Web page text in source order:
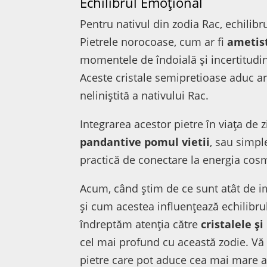
Pentru nativul din zodia Rac,
Pietrele norocoase, cum ar fi
momentele de îndoială și
Aceste cristale semipretioase aduc
neliniștită a nativului Rac.
Integrarea acestor pietre în viața de
pandantive pomul vietii, sau
practică de conectare la energia
Acum, când știm de ce sunt atât de
și cum acestea influențează
îndreptăm atenția cătrecristalele
cel mai profund cu această zodie.
pietre care pot aduce cea mai mare